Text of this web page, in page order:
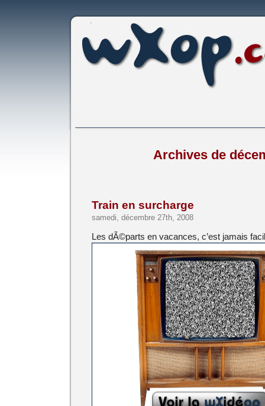
Archives de
Train en surcharge
samedi, décembre 27th, 2008
Les dÃ©parts en vacances, c’est jamais